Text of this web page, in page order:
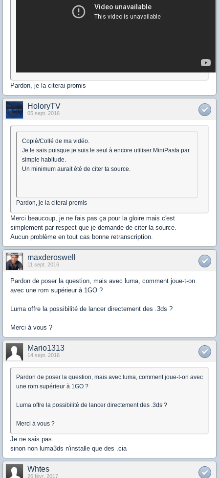
Pardon, je la citerai promis
HoloryTV
05 sept. 2016
Copié/Collé de ma vidéo.
Je le sais puisque je suis le seul à encore utiliser MiniPasta par
simple habitude.
Un minimum aurait été de citer ta source.
Pardon, je la citerai promis
Merci beaucoup, je ne fais pas ça pour la gloire mais c'est
simplement par respect que je demande de citer la source.
Aucun problème en tout cas bonne retranscription.
maxderoswell
11 sept. 2016
Pardon de poser la question, mais avec luma, comment joue-t-on
avec une rom supérieur à 1GO ?
Luma offre la possibilité de lancer directement des .3ds ?
Merci à vous ?
Mario1313
14 sept. 2016
Pardon de poser la question, mais avec luma, comment joue-t-on avec
une rom supérieur à 1GO ?
Luma offre la possibilité de lancer directement des .3ds ?
Merci à vous ?
Je ne sais pas
sinon non luma3ds n'installe que des .cia
Whtes
26 févr. 2017